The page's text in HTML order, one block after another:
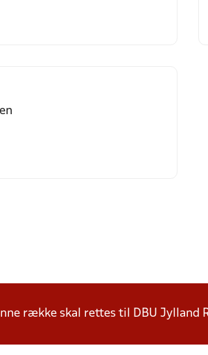
række skal rettes til DBU Jylland